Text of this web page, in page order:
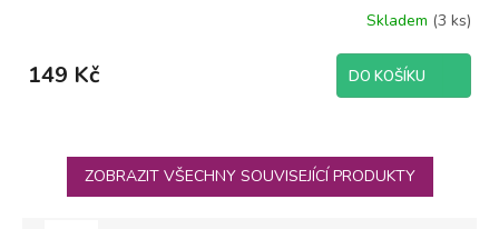
Skladem (3 ks)
149 Kč DO KOŠÍKU
ZOBRAZIT VŠECHNY SOUVISEJÍCÍ PRODUKTY